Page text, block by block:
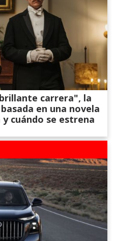
carrera", la
en una novela
cuándo se estrena